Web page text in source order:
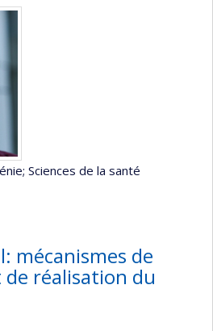
; Sciences de la santé
mécanismes de
réalisation du